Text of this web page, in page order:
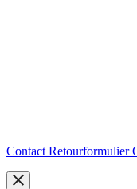
Contact Retourformulier